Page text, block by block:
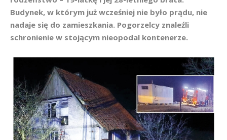
Budynek, w którym już wcześniej nie było prądu, nie
nadaje się do zamieszkania. Pogorzelcy znaleźli
schronienie w stojącym nieopodal kontenerze.